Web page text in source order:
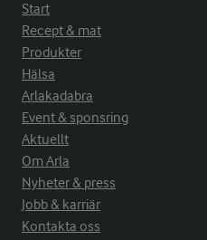
Start
Recept & mat
Produkter
Hälsa
Arlakadabra
Event & sponsring
Aktuellt
Om Arla
Nyheter & press
Jobb & karriär
Kontakta oss